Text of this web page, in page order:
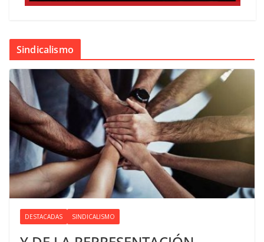
Sindicalismo
DESTACADAS SINDICALISMO